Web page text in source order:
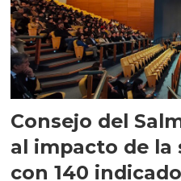
Consejo del
al impacto de
con 140